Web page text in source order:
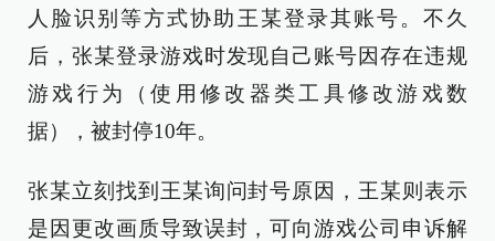
人脸识别等方式协助王某登录其账号。不久
后，张某登录游戏时发现自己账号因存在违规
游戏行为（使用修改器类工具修改游戏数
据），被封停10年。
张某立刻找到王某询问封号原因，王某则表示
是因更改画质导致误封，可向游戏公司申诉解